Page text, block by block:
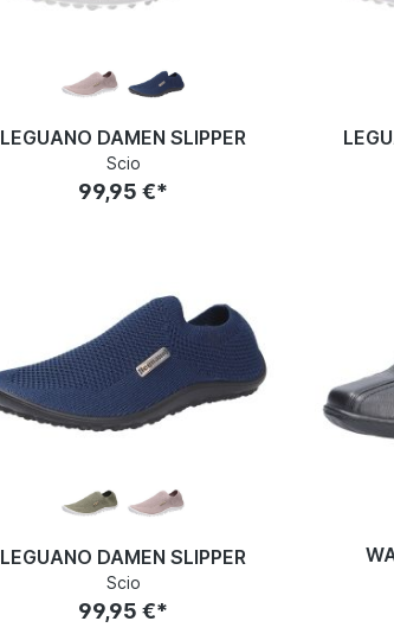
LEGUANO DAMEN SLIPPER
Scio
99,95 €*
LEGUANO DAMEN SLIPPER
Scio
99,95 €*